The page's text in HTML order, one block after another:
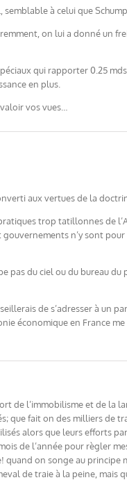
semblable à celui que
on lui a donné un
qui rapporter 0.25
en plus.
vos vues…
aux vertues de la
trop tatillonnes de
n’y sont
pas du ciel ou du bureau
de s’adresser à un
économique en France
de l’immobilisme et de la
que fait on des milliers de
alors que leurs efforts
de l’année pour règler
on songe au principe
de traie à la peine, mais